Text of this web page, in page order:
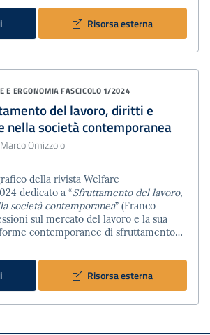
sociologico e giuridico, il
di riflettere sulla condizione delle
libertà e sul se…
Risorsa esterna
E ERGONOMIAFASCICOLO 1/2024
del lavoro, diritti e
nella società contemporanea
Omizzolo
della rivista Welfare
dedicato a “Sfruttamento del lavoro,
società contemporanea” (Franco
sul mercato del lavoro e la sua
contemporanee di sfruttamento
fenomeno nei termini di una
stessa società occidentale, del patto
e le dà forma e del tipo sp…
Risorsa esterna